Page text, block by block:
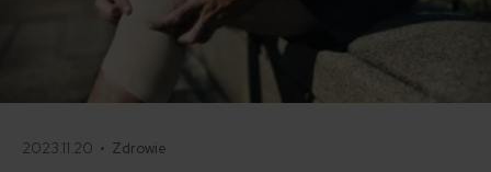
2023.11.20 • Zdrowie